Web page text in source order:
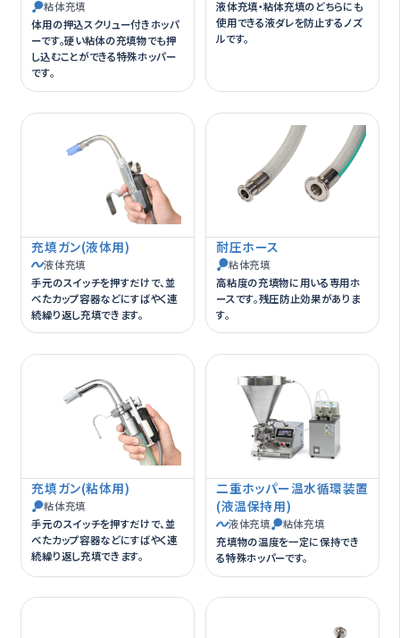
粘体充填
体用の押込スクリュー付きホッパ
ーです。硬い粘体の充填物でも押
し込むことができる特殊ホッパー
です。
液体充填・粘体充填のどちらにも
使用できる液ダレを防止するノズ
ルです。
充填ガン(液体用)
液体充填
手元のスイッチを押すだけで、並
べたカップ容器などにすばやく連
続繰り返し充填できます。
耐圧ホース
粘体充填
高粘度の充填物に用いる専用ホ
ースです。残圧防止効果がありま
す。
充填ガン(粘体用)
粘体充填
手元のスイッチを押すだけで、並
べたカップ容器などにすばやく連
続繰り返し充填できます。
二重ホッパー温水循環装置
(液温保持用)
液体充填
粘体充填
充填物の温度を一定に保持でき
る特殊ホッパーです。